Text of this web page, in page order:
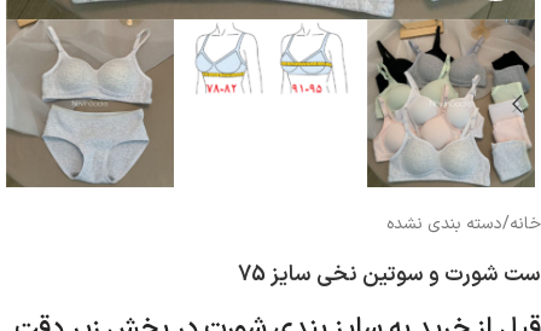
خانه/دسته بندی نشده
ست شورت و سوتین نخی سایز 75